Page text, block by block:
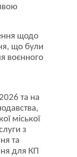
щодо
що були
воєнного
та на
міської
з
та
для КП